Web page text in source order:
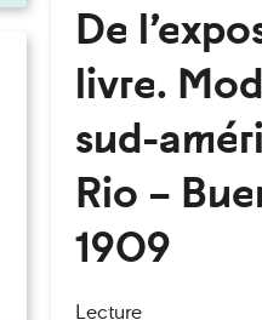
De
livre.
sud-
Rio –
1909
Lecture
des